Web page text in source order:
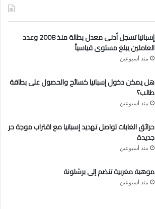
إسبانيا تسجل أدنى معدل بطالة منذ 2008 وعدد
العاملين يبلغ مستوى قياسياً
منذ أسبوعين
هل يمكن دخول إسبانيا كسائح والحصول على بطاقة
طالب؟
منذ أسبوعين
حرائق الغابات تواصل تهديد إسبانيا مع اقتراب موجة حر
جديدة
منذ أسبوعين
موهبة مغربية تنضم إلى برشلونة
منذ أسبوعين